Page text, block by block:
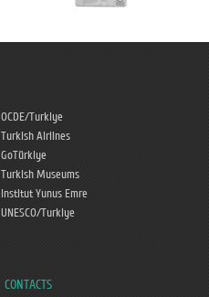
OCDE/Turkiye
Turkish Airlines
GoTürkiye
Turkish Museums
Institut Yunus Emre
UNESCO/Turkiye
CONTACTS